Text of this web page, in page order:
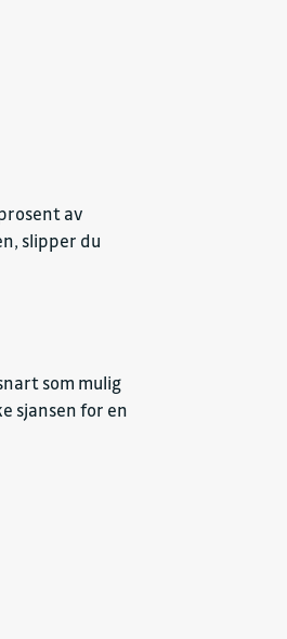
av
slipper du
som mulig
sjansen for en